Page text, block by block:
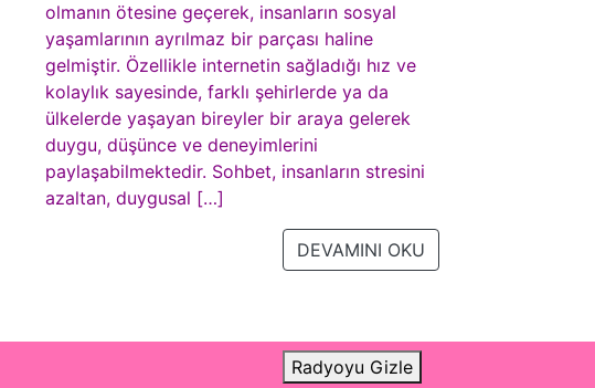
olmanın ötesine geçerek, insanların sosyal
yaşamlarının ayrılmaz bir parçası haline
gelmiştir. Özellikle internetin sağladığı hız ve
kolaylık sayesinde, farklı şehirlerde ya da
ülkelerde yaşayan bireyler bir araya gelerek
duygu, düşünce ve deneyimlerini
paylaşabilmektedir. Sohbet, insanların stresini
azaltan, duygusal […]
DEVAMINI OKU
Radyoyu Gizle